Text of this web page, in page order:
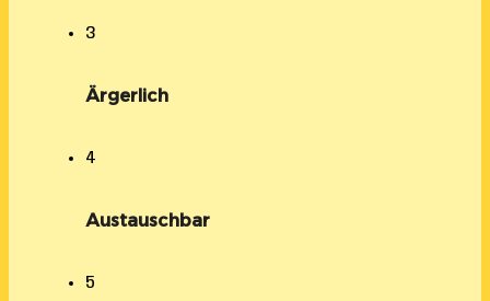
3
Ärgerlich
4
Austauschbar
5